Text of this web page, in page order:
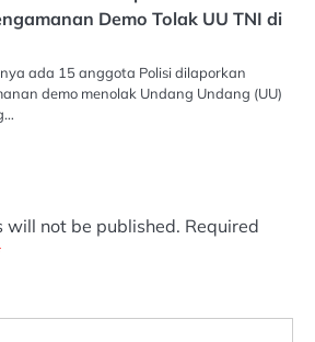
Demo Tolak UU TNI di
ada 15 anggota Polisi dilaporkan
demo menolak Undang Undang (UU)
will not be published. Required